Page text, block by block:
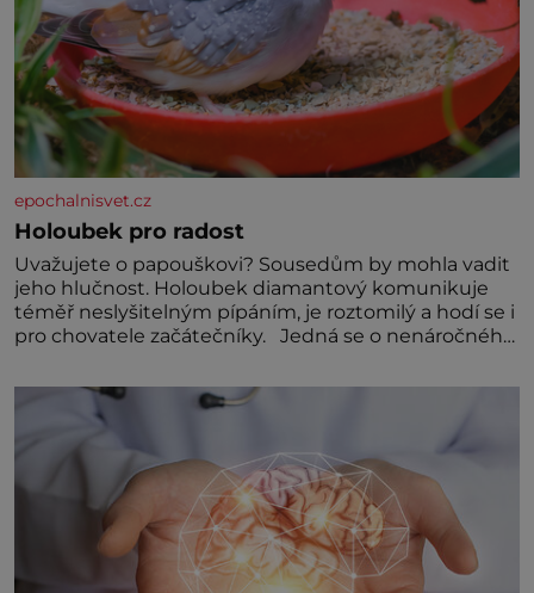
epochalnisvet.cz
Holoubek pro radost
Uvažujete o papouškovi? Sousedům by mohla vadit
jeho hlučnost. Holoubek diamantový komunikuje
téměř neslyšitelným pípáním, je roztomilý a hodí se i
pro chovatele začátečníky. Jedná se o nenáročného
Hodně času tráví na zemi, kde sbírá zbytky semínek
Jeho domovinou je prakticky celá Austrálie s
výjimkou pobřežní oblasti.